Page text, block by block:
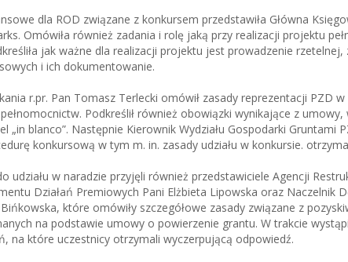
dla ROD związane z konkursem przedstawiła Główna
Omówiła również zadania i rolę jaką przy realizacji projektu
jak ważne dla realizacji projektu jest prowadzenie
i ich dokumentowanie.
r.pr. Pan Tomasz Terlecki omówił zasady reprezentacji PZD
Podkreślił również obowiązki wynikające z
„in blanco”. Następnie Kierownik Wydziału Gospodarki Gruntami
konkursową w tym m. in. zasady udziału w konkursie.
udziału w naradzie przyjęli również przedstawiciele Agencji
Działań Premiowych Pani Elżbieta Lipowska oraz Naczelnik
które omówiły szczegółowe zasady związane z
na podstawie umowy o powierzenie grantu. W trakcie
na które uczestnicy otrzymali wyczerpującą odpowiedź.